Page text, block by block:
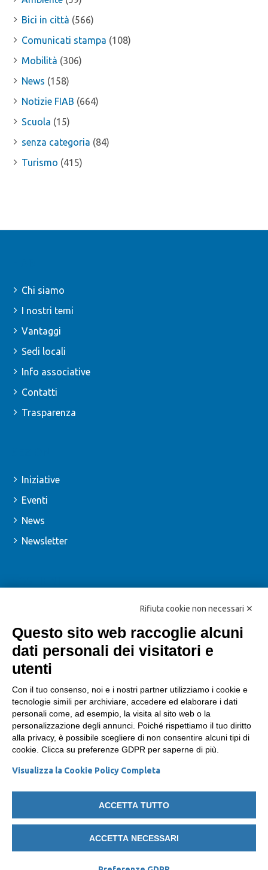
Bici in città (566)
Comunicati stampa (108)
Mobilità (306)
News (158)
Notizie FIAB (664)
Scuola (15)
senza categoria (84)
Turismo (415)
Chi siamo
I nostri temi
Vantaggi
Sedi locali
Info associative
Contatti
Trasparenza
Iniziative
Eventi
News
Newsletter
Dona
Dona il 5x1000 alla FIAB
SOCIAL
Facebook
Twitter
Youtube
Cookie Policy
FIAB - Federazione Italiana
Ambiente e Bicicletta APS - Via Pietro Borsieri, 4E,
Rifiuta cookie non necessari ✕
Questo sito web raccoglie alcuni
dati personali dei visitatori e
utenti
Con il tuo consenso, noi e i nostri partner utilizziamo i cookie e
tecnologie simili per archiviare, accedere ed elaborare i dati
personali come, ad esempio, la visita al sito web o la
personalizzazione degli annunci. Poiché rispettiamo il tuo diritto
alla privacy, è possibile scegliere di non consentire alcuni tipi di
cookie. Clicca su preferenze GDPR per saperne di più.
Visualizza la Cookie Policy Completa
ACCETTA TUTTO
ACCETTA NECESSARI